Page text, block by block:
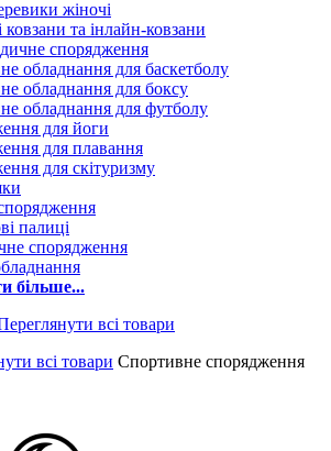
жіночі
ковзани та інлайн-ковзани
спорядження
обладнання для баскетболу
обладнання для боксу
обладнання для футболу
для йоги
для плавання
для скітуризму
палиці
спорядження
більше...
всі товари Спортивне спорядження